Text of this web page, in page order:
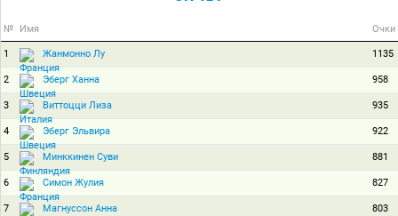
№ Имя Очки
1 Жанмонно Лу 1135
2 Эберг Ханна 958
3 Виттоцци Лиза 935
4 Эберг Эльвира 922
5 Минккинен Суви 881
6 Симон Жулия 827
7 Магнуссон Анна 803